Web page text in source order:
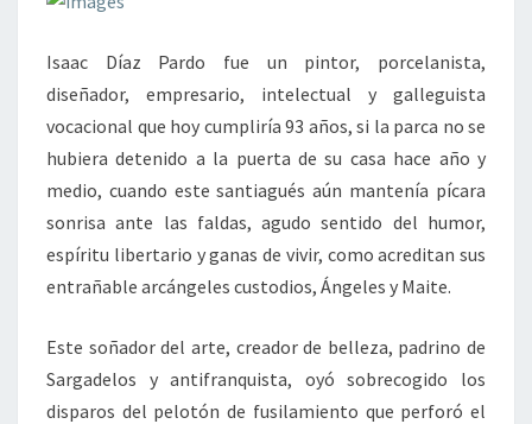
Isaac Díaz Pardo fue un pintor, porcelanista,
diseñador, empresario, intelectual y galleguista
vocacional que hoy cumpliría 93 años, si la parca no se
hubiera detenido a la puerta de su casa hace año y
medio, cuando este santiagués aún mantenía pícara
sonrisa ante las faldas, agudo sentido del humor,
espíritu libertario y ganas de vivir, como acreditan sus
entrañable arcángeles custodios, Ángeles y Maite.
Este soñador del arte, creador de belleza, padrino de
Sargadelos y antifranquista, oyó sobrecogido los
disparos del pelotón de fusilamiento que perforó el